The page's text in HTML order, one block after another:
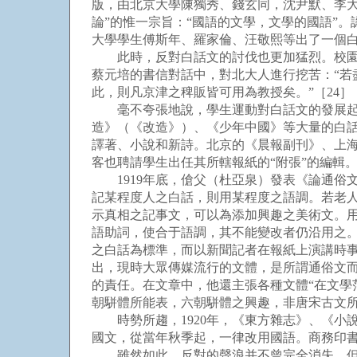
版，由北京大學陳獨秀、錢玄同，沈尹默、李
論”的惟一宗旨：“國語的文學，文學的國語”
大學學生傅斯年、羅家倫、汪敬熙等出了一
此時，反對白話文的討伐也更加猛烈。校園
蔡元培的書信對話中，對北大人進行挖苦：“
此，則凡京津之稗販皆可用為教授矣。”［24］
毫不夸張地說，學生運動對白話文的發展起
造》（《改造》）、《少年中國》等大量的白
譯著、小說和新詩。北京的《晨報副刊》、上
客也聘請學生出任其所轄報紙的“附張”的編輯
1919年底，傖父（杜亞泉）發表《論通俗文
記某程度人之白話，則用某程度之語調。若老
示真相之記事文，可以為添加興趣之美術文。
語助詞，使合于語調，其不能變改者仍沿用之
之白話為標準，而以新聞記者在報紙上演講時
出，現時大眾傳媒流行的文體，是所謂通俗文
的責任。在文章中，他還主張各種文體“在文
朝駢體所能表，六朝駢體之興趣，非唐宋古文
時勢所趨，1920年，《東方雜志》、《小說
國文，從當年秋季起，一律改用國語。商務印